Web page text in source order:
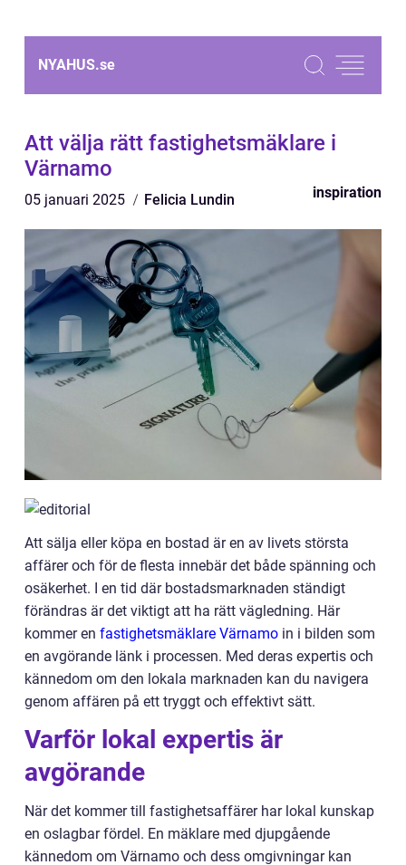
NYAHUS.se
Att välja rätt fastighetsmäklare i
Värnamo
05 januari 2025 Felicia Lundin inspiration
Att sälja eller köpa en bostad är en av livets största
affärer och för de flesta innebär det både spänning och
osäkerhet. I en tid där bostadsmarknaden ständigt
förändras är det viktigt att ha rätt vägledning. Här
kommer en fastighetsmäklare Värnamo in i bilden som
en avgörande länk i processen. Med deras expertis och
kännedom om den lokala marknaden kan du navigera
genom affären på ett tryggt och effektivt sätt.
Varför lokal expertis är
avgörande
När det kommer till fastighetsaffärer har lokal kunskap
en oslagbar fördel. En mäklare med djupgående
kännedom om Värnamo och dess omgivningar kan